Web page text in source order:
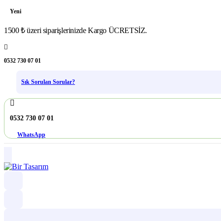
Yeni
1500 ₺ üzeri siparişlerinizde Kargo ÜCRETSİZ.
0532 730 07 01
Sık Sorulan Sorular?
0532 730 07 01
WhatsApp